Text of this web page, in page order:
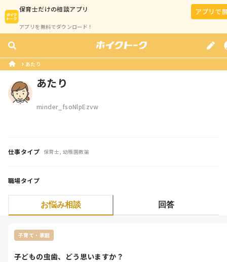
保育士だけの相談アプリ
アプリを無料でダウンロード！
アプリで
あたり
あたり
minder_fsoNlpEzvw
仕事タイプ 保育士, 幼稚園教諭
職場タイプ
お悩み相談 回答
子育て・家庭
子どもの虫歯、どう思いますか？